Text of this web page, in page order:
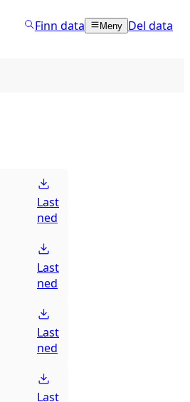
Finn data Meny Del data
Last
ned
Last
ned
Last
ned
Last